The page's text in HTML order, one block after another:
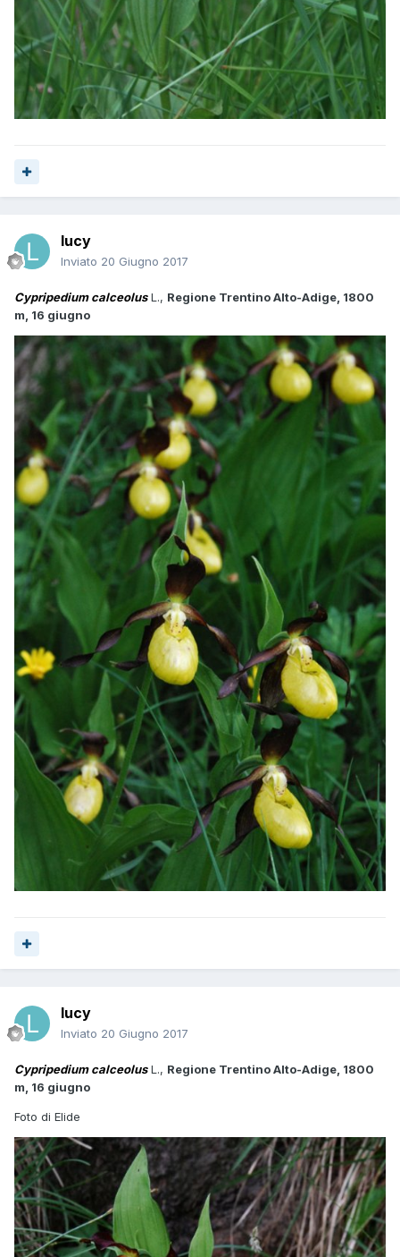
lucy
Inviato 20 Giugno 2017
Cypripedium calceolusL., Regione Trentino Alto-Adige, 1800
m, 16 giugno
lucy
Inviato 20 Giugno 2017
Cypripedium calceolusL., Regione Trentino Alto-Adige, 1800
m, 16 giugno
Foto di Elide